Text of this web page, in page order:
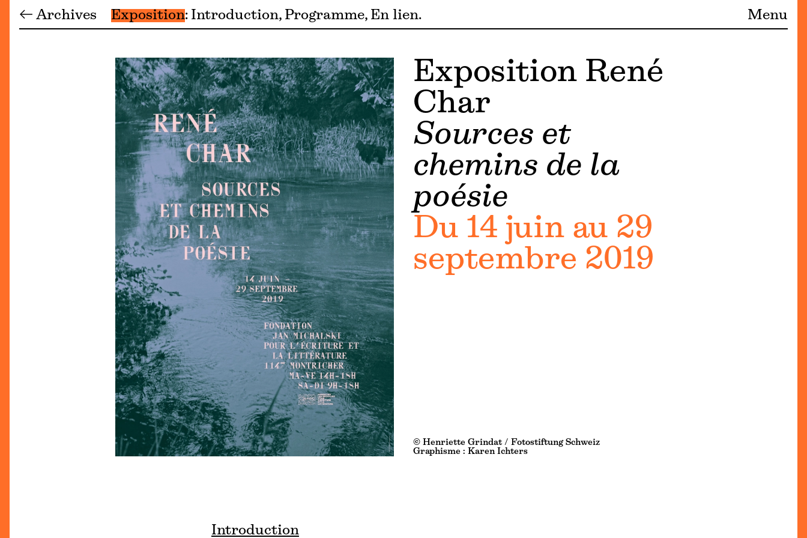
← Archives Exposition Introduction Programme En lien Menu
Exposition René
Char
Sources et
chemins de la
poésie
Du 14 juin au 29
septembre 2019
© Henriette Grindat / Fotostiftung Schweiz
Graphisme : Karen Ichters
Introduction